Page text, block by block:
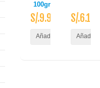
100gr
S/.9.95
Añadir al Carrito
S/.6.17
Añadir